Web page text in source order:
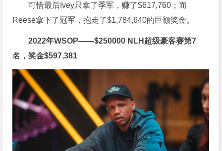
可惜最后Ivey只拿了季军，赚了$617,760；而
Reese拿下了冠军，抱走了$1,784,640的巨额奖金。
2022年WSOP——$250000 NLH超级豪客赛第7
名，奖金$597,381